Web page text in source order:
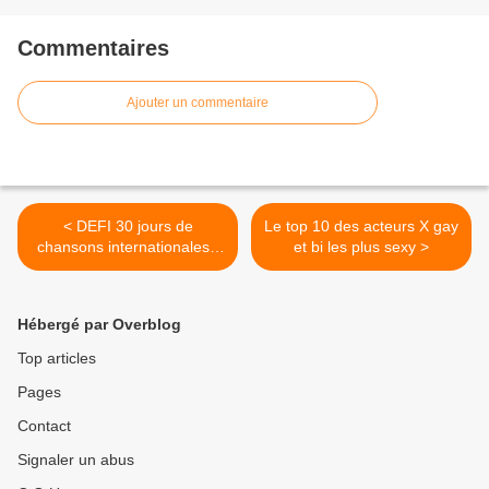
Commentaires
Ajouter un commentaire
< DEFI 30 jours de
chansons internationales -
Jour 18
Le top 10 des acteurs X gay
et bi les plus sexy >
Hébergé par Overblog
Top articles
Pages
Contact
Signaler un abus